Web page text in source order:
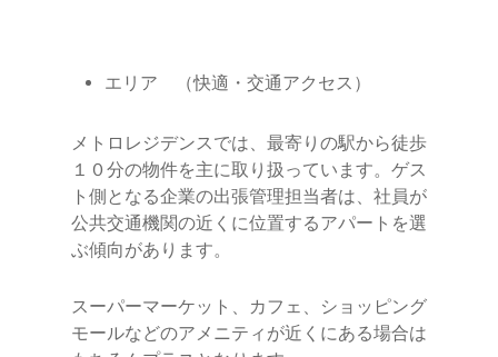
エリア （快適・交通アクセス）
メトロレジデンスでは、最寄りの駅から徒歩
１０分の物件を主に取り扱っています。ゲス
ト側となる企業の出張管理担当者は、社員が
公共交通機関の近くに位置するアパートを選
ぶ傾向があります。
スーパーマーケット、カフェ、ショッピング
モールなどのアメニティが近くにある場合は